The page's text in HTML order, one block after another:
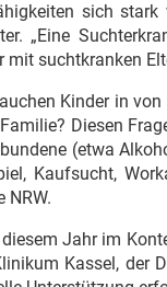
sich stark
„Eine
mit suchtkranken
Kinder in
Diesen
(etwa
Kaufsucht,
NRW.
Jahr im
Kassel, der